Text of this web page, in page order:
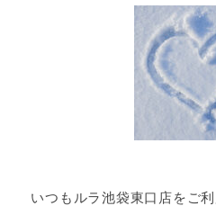
いつもルラ池袋東口店をご